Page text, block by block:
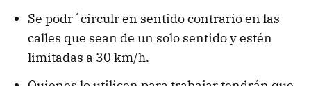
Se podr´circulr en sentido contrario en las
calles que sean de un solo sentido y estén
limitadas a 30 km/h.